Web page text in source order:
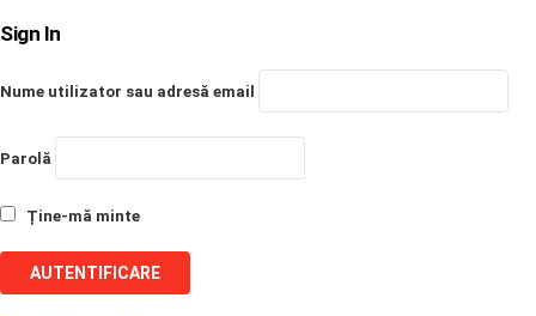
Sign In
Nume utilizator sau adresă email
Parolă
Ține-mă minte